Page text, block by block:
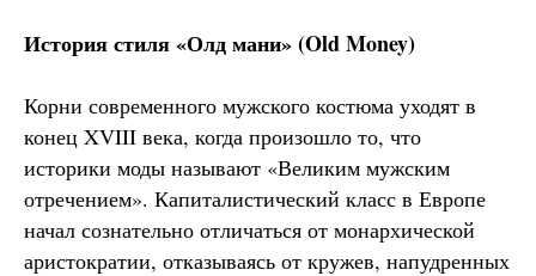
История стиля «Олд мани» (Old Money)
Корни современного мужского костюма уходят в
конец XVIII века, когда произошло то, что
историки моды называют «Великим мужским
отречением». Капиталистический класс в Европе
начал сознательно отличаться от монархической
аристократии, отказываясь от кружев, напудренных